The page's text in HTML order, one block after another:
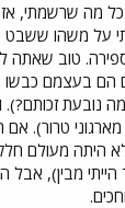
מה שרשמתי, אז
על משהו
700 לספירה. טוב
הם בעצמם כבשו
ממה נובעת
טרור). אם
היתה מעולם חלק
מבין), אבל